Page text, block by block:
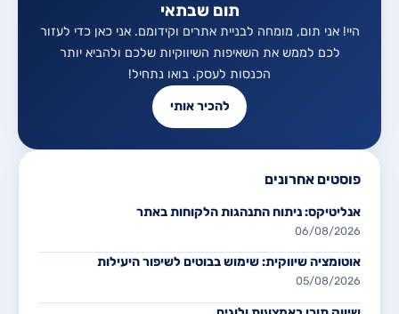
תום שבתאי
היי! אני תום, מומחה לבניית אתרים וקידומם. אני כאן כדי לעזור
לכם לממש את השאיפות השיווקיות שלכם ולהביא יותר
הכנסות לעסק. בואו נתחיל!
להכיר אותי
פוסטים אחרונים
אנליטיקס: ניתוח התנהגות הלקוחות באתר
06/08/2026
אוטומציה שיווקית: שימוש בבוטים לשיפור היעילות
05/08/2026